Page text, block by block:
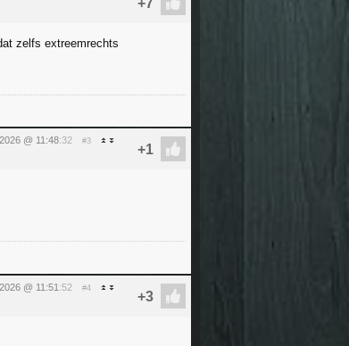
zelfs extreemrechts
@ 11:48:32 #3
@ 11:51 :52 #4